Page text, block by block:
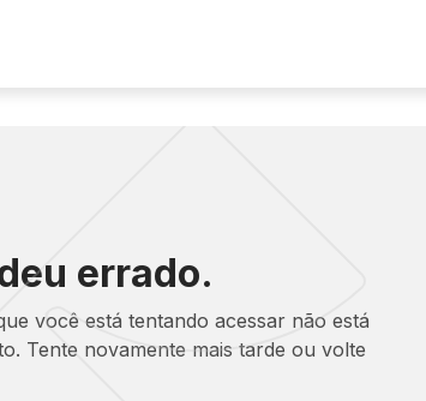
errado.
você está tentando acessar não está
Tente novamente mais tarde ou volte